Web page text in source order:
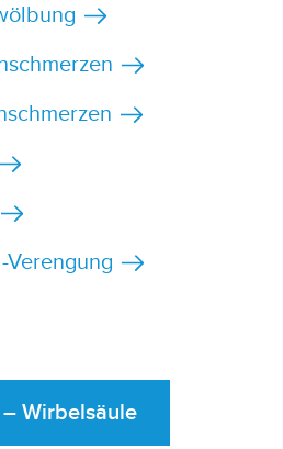
Wirbelsäule